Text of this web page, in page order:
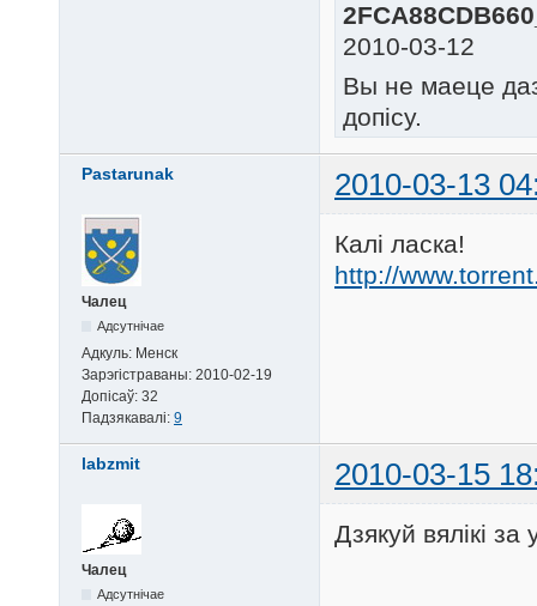
2010-03-12
Вы не маеце
допісу.
Pastarunak 2010-03-13
Чалец
Адсутнічае
Адкуль: Менск
Зарэгістраваны: 2010-02-19
Допісаў: 32
Падзякавалі: 9
Калі ласка!
http://
labzmit 2010-03-15
Чалец
Адсутнічае
Дзякуй вялiкi за